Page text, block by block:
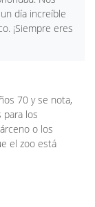
día increíble
¡Siempre eres
70 y se nota,
para los
o los
el zoo está